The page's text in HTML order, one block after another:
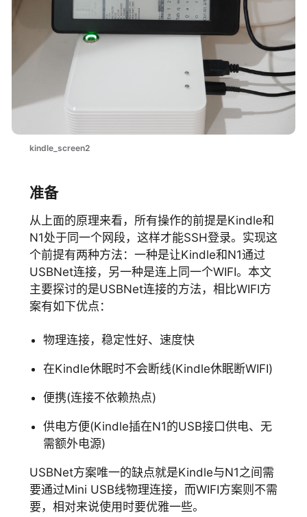
kindle_screen2
准备
从上面的原理来看，所有操作的前提是Kindle和
N1处于同一个网段，这样才能SSH登录。实现这
个前提有两种方法：一种是让Kindle和N1通过
USBNet连接，另一种是连上同一个WIFI。本文
主要探讨的是USBNet连接的方法，相比WIFI方
案有如下优点：
物理连接，稳定性好、速度快
在Kindle休眠时不会断线(Kindle休眠断WIFI)
便携(连接不依赖热点)
供电方便(Kindle插在N1的USB接口供电、无
需额外电源)
USBNet方案唯一的缺点就是Kindle与N1之间需
要通过Mini USB线物理连接，而WIFI方案则不需
要，相对来说使用时要优雅一些。